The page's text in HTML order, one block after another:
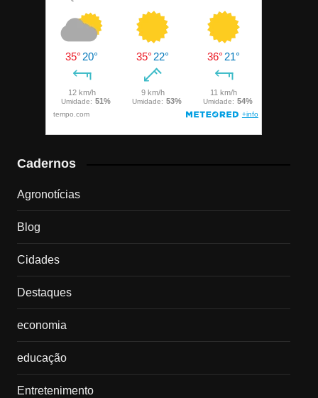
Cadernos
Agronotícias
Blog
Cidades
Destaques
economia
educação
Entretenimento